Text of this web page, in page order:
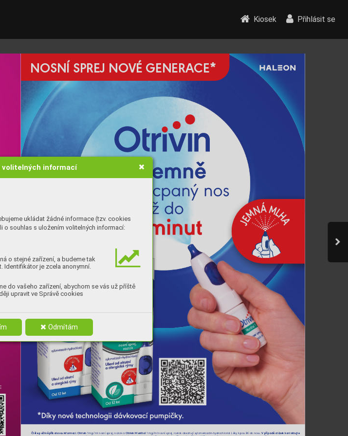
volitelných informací
ukládat žádné informace (tzv. cookies
o souhlas s uložením volitelných informací:
o stejné zařízení, a budeme tak
Identifikátor je zcela anonymní.
do vašeho zařízení, abychom se vás už příště
upravit ve Správě cookies
Odmítám
*Díky nové technologii dávkovací pumpičky
Čtěte pečlivě příbalovou informaci. Otrivin 1 mg/ml nosní sprej, roztok a Otrivin Menthol 1 mg/ml nosní sprej, roztok obsahují xylometazolin-hydrochlorid. Léky k použití do nosu. V případě otázek kontaktujte
J
E
MNÁML
H
A
NOSNÍ SPREJ NOVÉ GENERACE*
Kiosek Přihlásit se